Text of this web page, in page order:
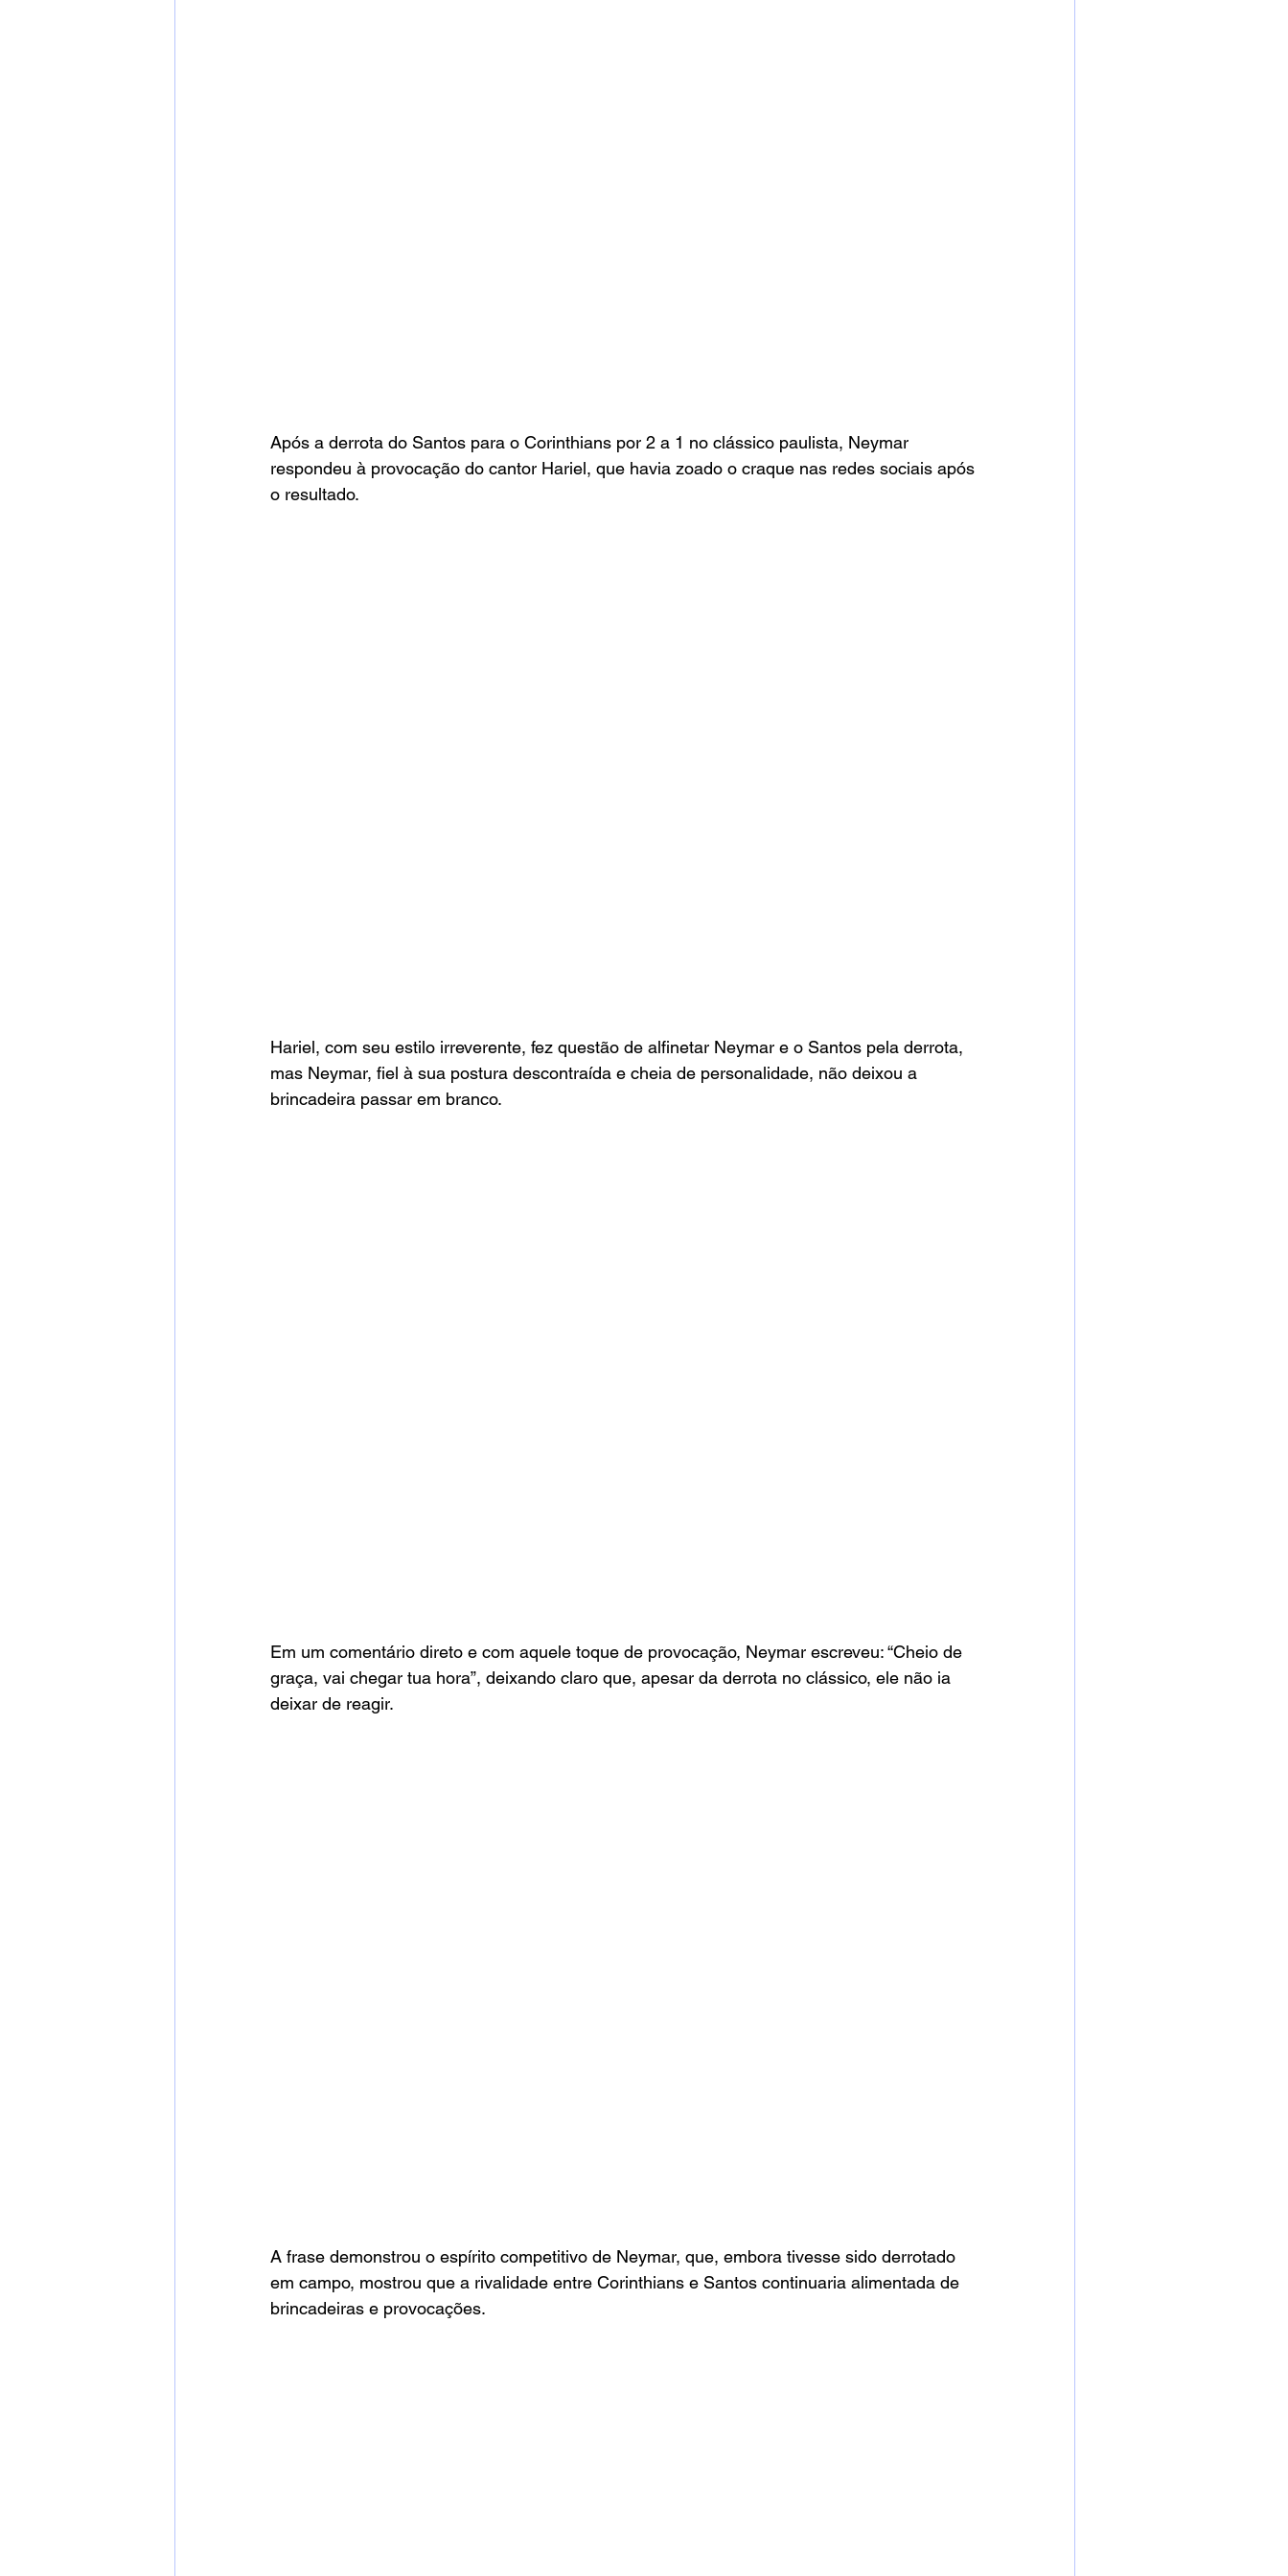
Após a derrota do Santos para o Corinthians por 2 a 1 no clássico paulista, Neymar
respondeu à provocação do cantor Hariel, que havia zoado o craque nas redes sociais após
o resultado.
Hariel, com seu estilo irreverente, fez questão de alfinetar Neymar e o Santos pela derrota,
mas Neymar, fiel à sua postura descontraída e cheia de personalidade, não deixou a
brincadeira passar em branco.
Em um comentário direto e com aquele toque de provocação, Neymar escreveu: “Cheio de
graça, vai chegar tua hora”, deixando claro que, apesar da derrota no clássico, ele não ia
deixar de reagir.
A frase demonstrou o espírito competitivo de Neymar, que, embora tivesse sido derrotado
em campo, mostrou que a rivalidade entre Corinthians e Santos continuaria alimentada de
brincadeiras e provocações.